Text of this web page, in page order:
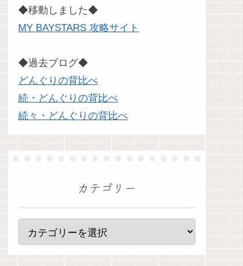
◆移動しました◆
MY BAYSTARS 攻略サイト
◆過去ブログ◆
どんぐりの背比べ
続・どんぐりの背比べ
続々・どんぐりの背比べ
カテゴリー